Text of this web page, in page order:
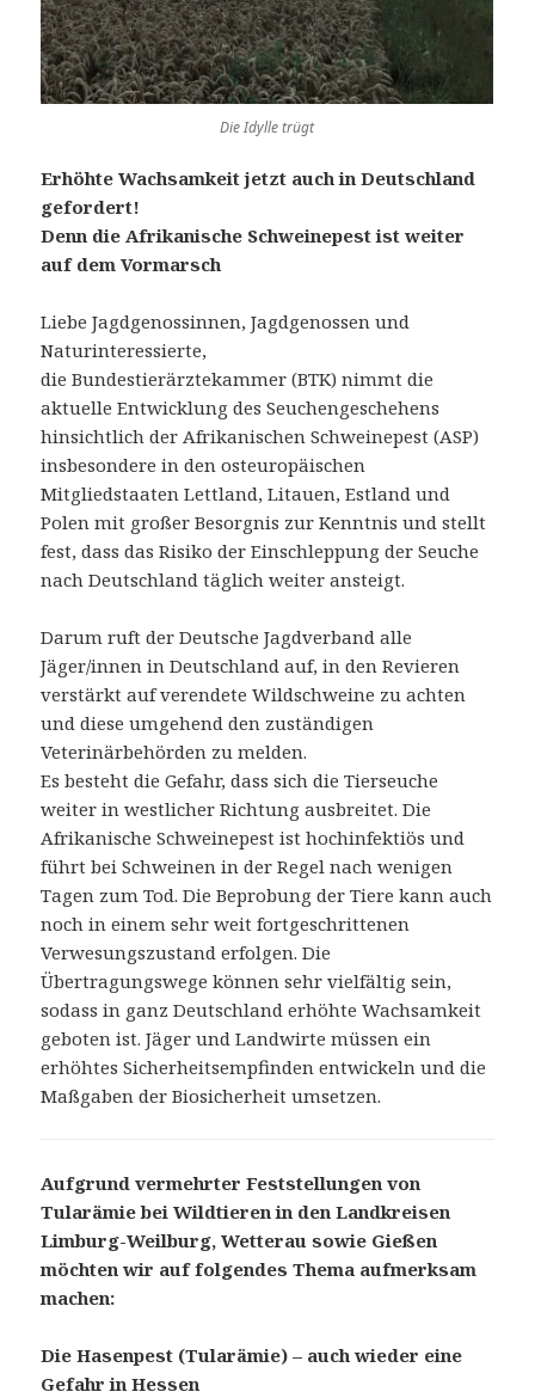
Die Idylle trügt
Erhöhte Wachsamkeit jetzt auch in Deutschland
gefordert!
Denn die Afrikanische Schweinepest ist weiter
auf dem Vormarsch
Liebe Jagdgenossinnen, Jagdgenossen und
Naturinteressierte,
die Bundestierärztekammer (BTK) nimmt die
aktuelle Entwicklung des Seuchengeschehens
hinsichtlich der Afrikanischen Schweinepest (ASP)
insbesondere in den osteuropäischen
Mitgliedstaaten Lettland, Litauen, Estland und
Polen mit großer Besorgnis zur Kenntnis und stellt
fest, dass das Risiko der Einschleppung der Seuche
nach Deutschland täglich weiter ansteigt.
Darum ruft der Deutsche Jagdverband alle
Jäger/innen in Deutschland auf, in den Revieren
verstärkt auf verendete Wildschweine zu achten
und diese umgehend den zuständigen
Veterinärbehörden zu melden.
Es besteht die Gefahr, dass sich die Tierseuche
weiter in westlicher Richtung ausbreitet. Die
Afrikanische Schweinepest ist hochinfektiös und
führt bei Schweinen in der Regel nach wenigen
Tagen zum Tod. Die Beprobung der Tiere kann auch
noch in einem sehr weit fortgeschrittenen
Verwesungszustand erfolgen. Die
Übertragungswege können sehr vielfältig sein,
sodass in ganz Deutschland erhöhte Wachsamkeit
geboten ist. Jäger und Landwirte müssen ein
erhöhtes Sicherheitsempfinden entwickeln und die
Maßgaben der Biosicherheit umsetzen.
Aufgrund vermehrter Feststellungen von
Tularämie bei Wildtieren in den Landkreisen
Limburg-Weilburg, Wetterau sowie Gießen
möchten wir auf folgendes Thema aufmerksam
machen:
Die Hasenpest (Tularämie) – auch wieder eine
Gefahr in Hessen